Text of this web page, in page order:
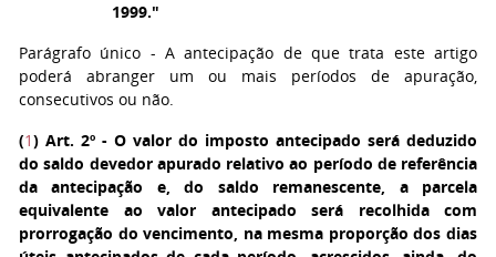
1999."
Parágrafo único - A antecipação de que trata este artigo
poderá abranger um ou mais períodos de apuração,
consecutivos ou não.
(1) Art. 2º - O valor do imposto antecipado será deduzido
do saldo devedor apurado relativo ao período de referência
da antecipação e, do saldo remanescente, a parcela
equivalente ao valor antecipado será recolhida com
prorrogação do vencimento, na mesma proporção dos dias